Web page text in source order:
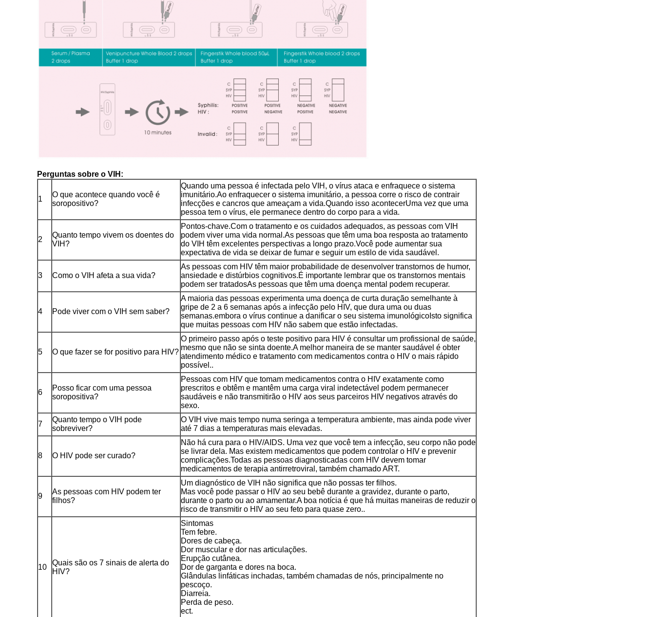
Perguntas sobre o VIH:
1
O que acontece quando você é
soropositivo?
Quando uma pessoa é infectada pelo VIH, o vírus ataca e enfraquece o sistema
imunitário.Ao enfraquecer o sistema imunitário, a pessoa corre o risco de contrair
infecções e cancros que ameaçam a vida.Quando isso acontecerUma vez que uma
pessoa tem o vírus, ele permanece dentro do corpo para a vida.
2
Quanto tempo vivem os doentes do
VIH?
Pontos-chave.Com o tratamento e os cuidados adequados, as pessoas com VIH
podem viver uma vida normal.As pessoas que têm uma boa resposta ao tratamento
do VIH têm excelentes perspectivas a longo prazo.Você pode aumentar sua
expectativa de vida se deixar de fumar e seguir um estilo de vida saudável.
3 Como o VIH afeta a sua vida?
As pessoas com HIV têm maior probabilidade de desenvolver transtornos de humor,
ansiedade e distúrbios cognitivos.É importante lembrar que os transtornos mentais
podem ser tratadosAs pessoas que têm uma doença mental podem recuperar.
4 Pode viver com o VIH sem saber?
A maioria das pessoas experimenta uma doença de curta duração semelhante à
gripe de 2 a 6 semanas após a infecção pelo HIV, que dura uma ou duas
semanas.embora o vírus continue a danificar o seu sistema imunológicoIsto significa
que muitas pessoas com HIV não sabem que estão infectadas.
5 O que fazer se for positivo para HIV?
O primeiro passo após o teste positivo para HIV é consultar um profissional de saúde,
mesmo que não se sinta doente.A melhor maneira de se manter saudável é obter
atendimento médico e tratamento com medicamentos contra o HIV o mais rápido
possível..
6
Posso ficar com uma pessoa
soropositiva?
Pessoas com HIV que tomam medicamentos contra o HIV exatamente como
prescritos e obtêm e mantêm uma carga viral indetectável podem permanecer
saudáveis e não transmitirão o HIV aos seus parceiros HIV negativos através do
sexo.
7
Quanto tempo o VIH pode
sobreviver?
O VIH vive mais tempo numa seringa a temperatura ambiente, mas ainda pode viver
até 7 dias a temperaturas mais elevadas.
8 O HIV pode ser curado?
Não há cura para o HIV/AIDS. Uma vez que você tem a infecção, seu corpo não pode
se livrar dela. Mas existem medicamentos que podem controlar o HIV e prevenir
complicações.Todas as pessoas diagnosticadas com HIV devem tomar
medicamentos de terapia antirretroviral, também chamado ART.
9
As pessoas com HIV podem ter
filhos?
Um diagnóstico de VIH não significa que não possas ter filhos.
Mas você pode passar o HIV ao seu bebê durante a gravidez, durante o parto,
durante o parto ou ao amamentar.A boa notícia é que há muitas maneiras de reduzir o
risco de transmitir o HIV ao seu feto para quase zero..
10
Quais são os 7 sinais de alerta do
HIV?
Sintomas
Tem febre.
Dores de cabeça.
Dor muscular e dor nas articulações.
Erupção cutânea.
Dor de garganta e dores na boca.
Glândulas linfáticas inchadas, também chamadas de nós, principalmente no
pescoço.
Diarreia.
Perda de peso.
ect.